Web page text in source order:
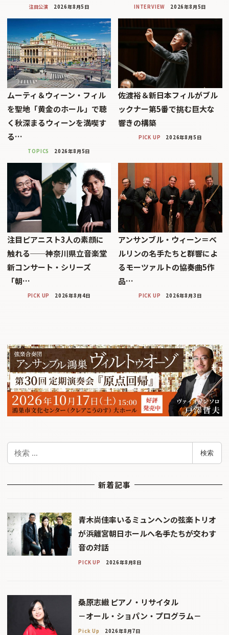
注目公演 2026年8月5日 INTERVIEW 2026年8月5日
ムーティ＆ウィーン・フィル
を聖地「黄金のホール」で聴
く秋深まるウィーンを満喫す
る…
TOPICS 2026年8月5日
佐渡裕＆新日本フィルがブル
ックナー第5番で挑む巨大な
響きの構築
PICK UP 2026年8月5日
注目ピアニスト3人の素顔に
触れる──神奈川県立音楽堂
新コンサート・シリーズ
「朝…
PICK UP 2026年8月4日
アンサンブル・ウィーン＝ベ
ルリンの名手たちと群響によ
るモーツァルトの協奏曲5作
品…
PICK UP 2026年8月3日
検索
新着記事
青木尚佳率いるミュンヘンの弦楽トリオ
が浜離宮朝日ホールへ――名手たちが交わす
音の対話
PICK UP 2026年8月8日
桑原志織 ピアノ・リサイタル
－オール・ショパン・プログラム－
Pick Up 2026年8月7日